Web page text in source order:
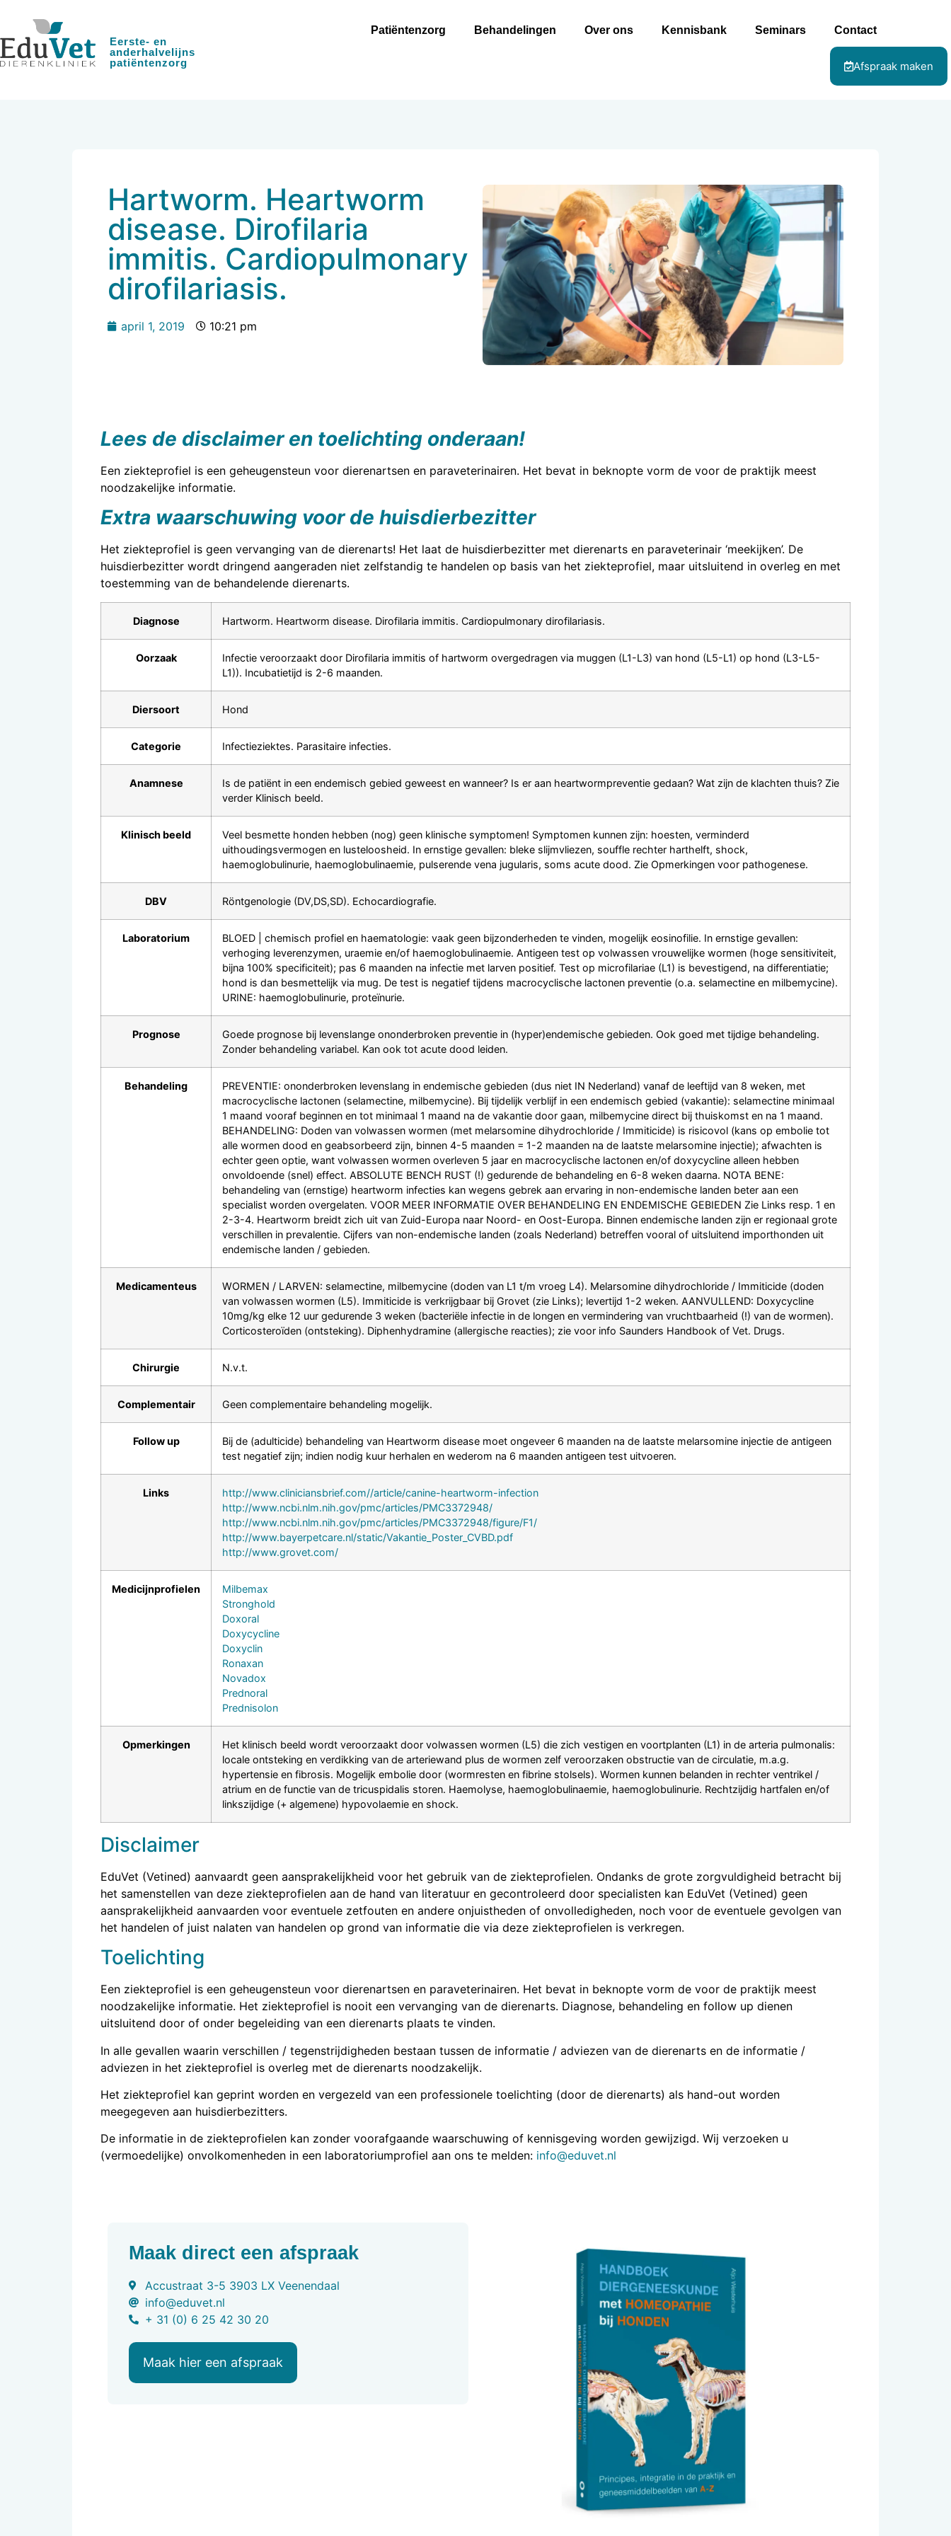
Eerste- en
anderhalvelijns
patiëntenzorg
Patiëntenzorg Behandelingen Over ons Kennisbank Seminars Contact
Afspraak maken
Hartworm. Heartworm
disease. Dirofilaria
immitis. Cardiopulmonary
dirofilariasis.
april 1, 2019 10:21 pm
Lees de disclaimer en toelichting onderaan!
Een ziekteprofiel is een geheugensteun voor dierenartsen en paraveterinairen. Het bevat in beknopte vorm de voor de praktijk meest
noodzakelijke informatie.
Extra waarschuwing voor de huisdierbezitter
Het ziekteprofiel is geen vervanging van de dierenarts! Het laat de huisdierbezitter met dierenarts en paraveterinair ‘meekijken’. De
huisdierbezitter wordt dringend aangeraden niet zelfstandig te handelen op basis van het ziekteprofiel, maar uitsluitend in overleg en met
toestemming van de behandelende dierenarts.
Diagnose Hartworm. Heartworm disease. Dirofilaria immitis. Cardiopulmonary dirofilariasis.
Oorzaak
Infectie veroorzaakt door Dirofilaria immitis of hartworm overgedragen via muggen (L1-L3) van hond (L5-L1) op hond (L3-L5-
L1)). Incubatietijd is 2-6 maanden.
Diersoort Hond
Categorie Infectieziektes. Parasitaire infecties.
Anamnese
Is de patiënt in een endemisch gebied geweest en wanneer? Is er aan heartwormpreventie gedaan? Wat zijn de klachten thuis? Zie
verder Klinisch beeld.
Klinisch beeld
Veel besmette honden hebben (nog) geen klinische symptomen! Symptomen kunnen zijn: hoesten, verminderd
uithoudingsvermogen en lusteloosheid. In ernstige gevallen: bleke slijmvliezen, souffle rechter harthelft, shock,
haemoglobulinurie, haemoglobulinaemie, pulserende vena jugularis, soms acute dood. Zie Opmerkingen voor pathogenese.
DBV Röntgenologie (DV,DS,SD). Echocardiografie.
Laboratorium
BLOED | chemisch profiel en haematologie: vaak geen bijzonderheden te vinden, mogelijk eosinofilie. In ernstige gevallen:
verhoging leverenzymen, uraemie en/of haemoglobulinaemie. Antigeen test op volwassen vrouwelijke wormen (hoge sensitiviteit,
bijna 100% specificiteit); pas 6 maanden na infectie met larven positief. Test op microfilariae (L1) is bevestigend, na differentiatie;
hond is dan besmettelijk via mug. De test is negatief tijdens macrocyclische lactonen preventie (o.a. selamectine en milbemycine).
URINE: haemoglobulinurie, proteïnurie.
Prognose
Goede prognose bij levenslange ononderbroken preventie in (hyper)endemische gebieden. Ook goed met tijdige behandeling.
Zonder behandeling variabel. Kan ook tot acute dood leiden.
Behandeling
PREVENTIE: ononderbroken levenslang in endemische gebieden (dus niet IN Nederland) vanaf de leeftijd van 8 weken, met
macrocyclische lactonen (selamectine, milbemycine). Bij tijdelijk verblijf in een endemisch gebied (vakantie): selamectine minimaal
1 maand vooraf beginnen en tot minimaal 1 maand na de vakantie door gaan, milbemycine direct bij thuiskomst en na 1 maand.
BEHANDELING: Doden van volwassen wormen (met melarsomine dihydrochloride / Immiticide) is risicovol (kans op embolie tot
alle wormen dood en geabsorbeerd zijn, binnen 4-5 maanden = 1-2 maanden na de laatste melarsomine injectie); afwachten is
echter geen optie, want volwassen wormen overleven 5 jaar en macrocyclische lactonen en/of doxycycline alleen hebben
onvoldoende (snel) effect. ABSOLUTE BENCH RUST (!) gedurende de behandeling en 6-8 weken daarna. NOTA BENE:
behandeling van (ernstige) heartworm infecties kan wegens gebrek aan ervaring in non-endemische landen beter aan een
specialist worden overgelaten. VOOR MEER INFORMATIE OVER BEHANDELING EN ENDEMISCHE GEBIEDEN Zie Links resp. 1 en
2-3-4. Heartworm breidt zich uit van Zuid-Europa naar Noord- en Oost-Europa. Binnen endemische landen zijn er regionaal grote
verschillen in prevalentie. Cijfers van non-endemische landen (zoals Nederland) betreffen vooral of uitsluitend importhonden uit
endemische landen / gebieden.
Medicamenteus
WORMEN / LARVEN: selamectine, milbemycine (doden van L1 t/m vroeg L4). Melarsomine dihydrochloride / Immiticide (doden
van volwassen wormen (L5). Immiticide is verkrijgbaar bij Grovet (zie Links); levertijd 1-2 weken. AANVULLEND: Doxycycline
10mg/kg elke 12 uur gedurende 3 weken (bacteriële infectie in de longen en vermindering van vruchtbaarheid (!) van de wormen).
Corticosteroïden (ontsteking). Diphenhydramine (allergische reacties); zie voor info Saunders Handbook of Vet. Drugs.
Chirurgie N.v.t.
Complementair Geen complementaire behandeling mogelijk.
Follow up
Bij de (adulticide) behandeling van Heartworm disease moet ongeveer 6 maanden na de laatste melarsomine injectie de antigeen
test negatief zijn; indien nodig kuur herhalen en wederom na 6 maanden antigeen test uitvoeren.
Links
http://www.cliniciansbrief.com//article/canine-heartworm-infection
http://www.ncbi.nlm.nih.gov/pmc/articles/PMC3372948/
http://www.ncbi.nlm.nih.gov/pmc/articles/PMC3372948/figure/F1/
http://www.bayerpetcare.nl/static/Vakantie_Poster_CVBD.pdf
http://www.grovet.com/
Medicijnprofielen
Milbemax
Stronghold
Doxoral
Doxycycline
Doxyclin
Ronaxan
Novadox
Prednoral
Prednisolon
Opmerkingen
Het klinisch beeld wordt veroorzaakt door volwassen wormen (L5) die zich vestigen en voortplanten (L1) in de arteria pulmonalis:
locale ontsteking en verdikking van de arteriewand plus de wormen zelf veroorzaken obstructie van de circulatie, m.a.g.
hypertensie en fibrosis. Mogelijk embolie door (wormresten en fibrine stolsels). Wormen kunnen belanden in rechter ventrikel /
atrium en de functie van de tricuspidalis storen. Haemolyse, haemoglobulinaemie, haemoglobulinurie. Rechtzijdig hartfalen en/of
linkszijdige (+ algemene) hypovolaemie en shock.
Disclaimer
EduVet (Vetined) aanvaardt geen aansprakelijkheid voor het gebruik van de ziekteprofielen. Ondanks de grote zorgvuldigheid betracht bij
het samenstellen van deze ziekteprofielen aan de hand van literatuur en gecontroleerd door specialisten kan EduVet (Vetined) geen
aansprakelijkheid aanvaarden voor eventuele zetfouten en andere onjuistheden of onvolledigheden, noch voor de eventuele gevolgen van
het handelen of juist nalaten van handelen op grond van informatie die via deze ziekteprofielen is verkregen.
Toelichting
Een ziekteprofiel is een geheugensteun voor dierenartsen en paraveterinairen. Het bevat in beknopte vorm de voor de praktijk meest
noodzakelijke informatie. Het ziekteprofiel is nooit een vervanging van de dierenarts. Diagnose, behandeling en follow up dienen
uitsluitend door of onder begeleiding van een dierenarts plaats te vinden.
In alle gevallen waarin verschillen / tegenstrijdigheden bestaan tussen de informatie / adviezen van de dierenarts en de informatie /
adviezen in het ziekteprofiel is overleg met de dierenarts noodzakelijk.
Het ziekteprofiel kan geprint worden en vergezeld van een professionele toelichting (door de dierenarts) als hand-out worden
meegegeven aan huisdierbezitters.
De informatie in de ziekteprofielen kan zonder voorafgaande waarschuwing of kennisgeving worden gewijzigd. Wij verzoeken u
(vermoedelijke) onvolkomenheden in een laboratoriumprofiel aan ons te melden: info@eduvet.nl
Maak direct een afspraak
Accustraat 3-5 3903 LX Veenendaal
info@eduvet.nl​
+ 31 (0) 6 25 42 30 20
Maak hier een afspraak